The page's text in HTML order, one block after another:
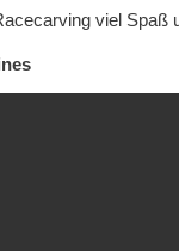
viel Spaß